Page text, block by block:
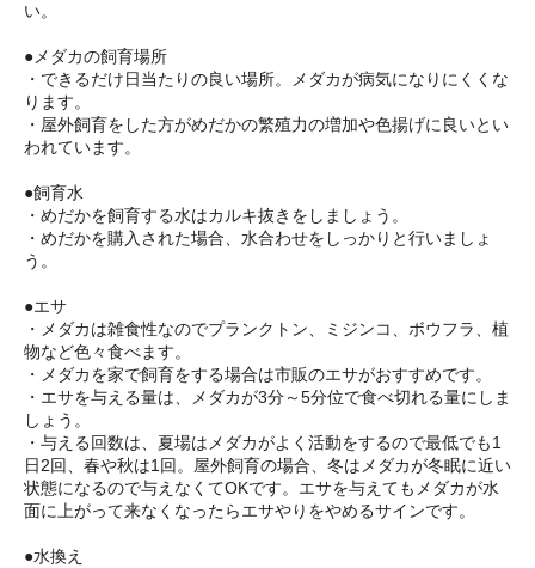
い。
●メダカの飼育場所
・できるだけ日当たりの良い場所。メダカが病気になりにくくな
ります。
・屋外飼育をした方がめだかの繁殖力の増加や色揚げに良いとい
われています。
●飼育水
・めだかを飼育する水はカルキ抜きをしましょう。
・めだかを購入された場合、水合わせをしっかりと行いましょ
う。
●エサ
・メダカは雑食性なのでプランクトン、ミジンコ、ボウフラ、植
物など色々食べます。
・メダカを家で飼育をする場合は市販のエサがおすすめです。
・エサを与える量は、メダカが3分～5分位で食べ切れる量にしま
しょう。
・与える回数は、夏場はメダカがよく活動をするので最低でも1
日2回、春や秋は1回。屋外飼育の場合、冬はメダカが冬眠に近い
状態になるので与えなくてOKです。エサを与えてもメダカが水
面に上がって来なくなったらエサやりをやめるサインです。
●水換え